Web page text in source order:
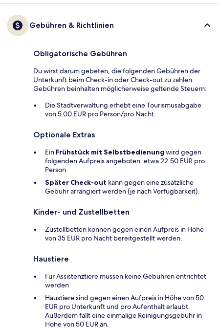
Gebühren & Richtlinien
Obligatorische Gebühren
Du wirst darum gebeten, die folgenden Gebühren der
Unterkunft beim Check-in oder Check-out zu zahlen.
Gebühren beinhalten möglicherweise geltende Steuern:
Die Stadtverwaltung erhebt eine Tourismusabgabe
von 5.00 EUR pro Person/pro Nacht.
Optionale Extras
Ein Frühstück mit Selbstbedienung wird gegen
folgenden Aufpreis angeboten: etwa 22.50 EUR pro
Person
Später Check-out kann gegen eine zusätzliche
Gebühr arrangiert werden (je nach Verfügbarkeit).
Kinder- und Zustellbetten
Zustellbetten können gegen einen Aufpreis in Höhe
von 35 EUR pro Nacht bereitgestellt werden.
Haustiere
Für Assistenztiere müssen keine Gebühren entrichtet
werden
Haustiere sind gegen einen Aufpreis in Höhe von 50
EUR pro Unterkunft und pro Aufenthalt erlaubt.
Außerdem fällt eine einmalige Reinigungsgebühr in
Höhe von 50 EUR an.